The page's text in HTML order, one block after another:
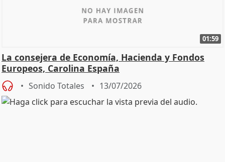
01:59
La consejera de Economía, Hacienda y Fondos
Europeos, Carolina España
Sonido Totales 13/07/2026